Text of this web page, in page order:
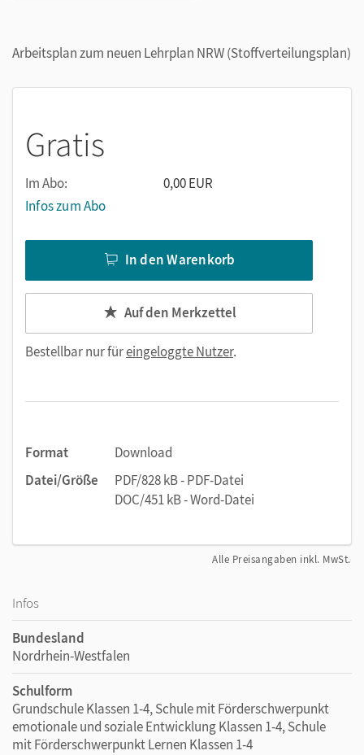
Arbeitsplan zum neuen Lehrplan NRW (Stoffverteilungsplan)
Gratis
Im Abo:
0,00 EUR
Infos zum Abo
In den Warenkorb
Auf den Merkzettel
Bestellbar nur füreingeloggte Nutzer.
Format
Download
Datei/Größe
PDF/828 kB - PDF-Datei
DOC/451 kB - Word-Datei
Alle Preisangaben inkl. MwSt.
Infos
Bundesland
Nordrhein-Westfalen
Schulform
Grundschule Klassen 1-4, Schule mit Förderschwerpunkt
emotionale und soziale Entwicklung Klassen 1-4, Schule
mit Förderschwerpunkt Lernen Klassen 1-4